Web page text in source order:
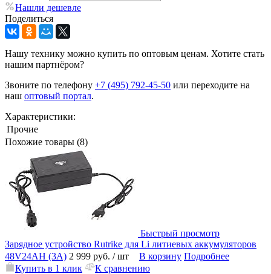
Нашли дешевле
Поделиться
Нашу технику можно купить по оптовым ценам. Хотите стать
нашим партнёром?
Звоните по телефону +7 (495) 792-45-50 или переходите на
наш оптовый портал.
Характеристики:
Прочие
Похожие товары (8)
Быстрый просмотр
Зарядное устройство Rutrike для Li литиевых аккумуляторов
48V24AH (3А) 2 999 руб. / шт В корзину Подробнее
Купить в 1 клик
К сравнению